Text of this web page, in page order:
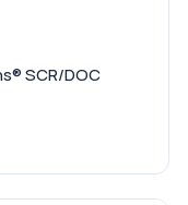
SCR/DOC